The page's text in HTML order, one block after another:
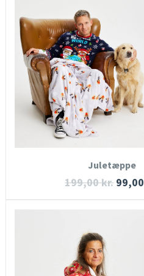
HURTIGT KIG
SE MERE
Juletæppe
199,00kr.99,00